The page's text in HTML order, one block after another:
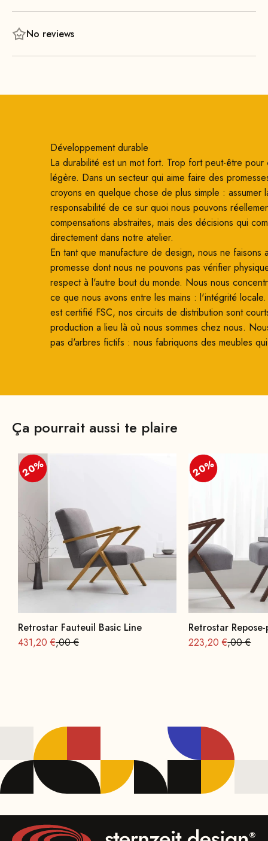
Un grand confort d'assise, de beaux accoudoirs en bois
D'ailleurs, les animaux de compagnie se sentent eux aussi
No reviews
Développement durable
La durabilité est un mot fort. Trop fort peut-être pour
légère. Dans un secteur qui aime faire des
croyons en quelque chose de plus simple : assumer
responsabilité de ce sur quoi nous pouvons
compensations abstraites, mais des décisions qui
directement dans notre atelier.
En tant que manufacture de design, nous ne faisons
promesse dont nous ne pouvons pas vérifier
respect à l'autre bout du monde. Nous nous
ce que nous avons entre les mains : l'intégrité
est certifié FSC, nos circuits de distribution sont
production a lieu là où nous sommes chez nous.
pas d'arbres fictifs : nous fabriquons des meubles
Ça pourrait aussi te plaire
20%
20%
Retrostar Fauteuil Basic Line
Offre à partir de
431,20 €Prix normal : 539
,00 €
20%
20%
Retrostar
Offre à partir de
223,20 €Prix
,00 €